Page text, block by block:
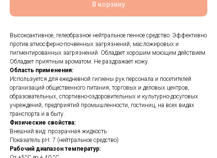
В корзину
Высокоактивное, гелеобразное нейтральное пенное средство. Эффективно
против атмосферно-почвенных загрязнений, масложировых и
пигментированных загрязнений. Обладает хорошим моющим действием.
Обладает приятным ароматом. Не раздражает кожу.
Область применения:
Используется для ежедневной гигиены рук персонала и посетителей
организаций общественного питания, торговых и деловых центров,
образовательных, спортивно-оздоровительных и культурно-досуговых
учреждений, предприятий промышленности, гостиниц, на всех видах
транспорта и в быту.
Физические свойства:
Внешний вид: прозрачная жидкость
Показатель рН: 7 (нейтральное средство)
Рабочий диапазон температур: